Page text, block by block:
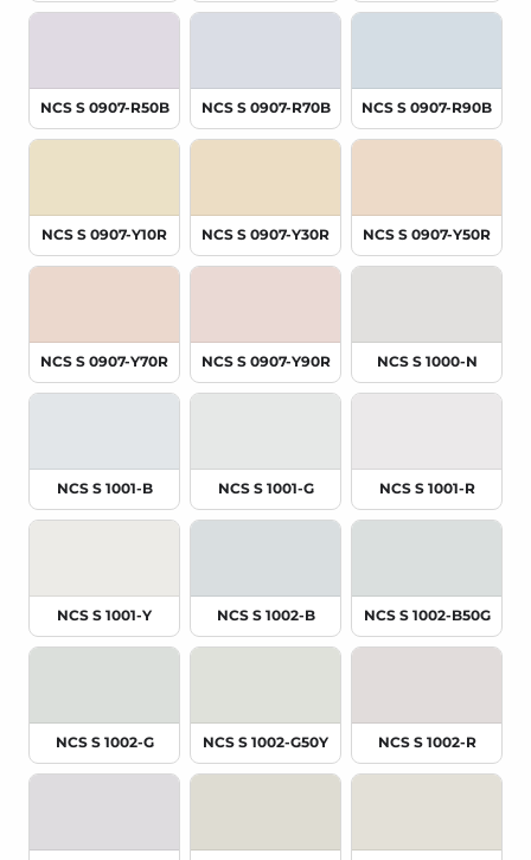
NCS S 0907-R50B NCS S 0907-R70B NCS S 0907-R90B
NCS S 0907-Y10R NCS S 0907-Y30R NCS S 0907-Y50R
NCS S 0907-Y70R NCS S 0907-Y90R NCS S 1000-N
NCS S 1001-B NCS S 1001-G NCS S 1001-R
NCS S 1001-Y NCS S 1002-B NCS S 1002-B50G
NCS S 1002-G NCS S 1002-G50Y NCS S 1002-R